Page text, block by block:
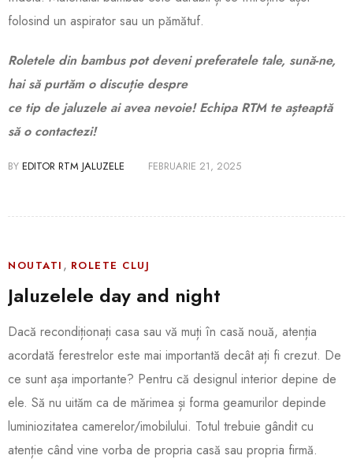
folosind un aspirator sau un pămătuf.
Roletele din bambus pot deveni preferatele tale, sună-ne,
hai să purtăm o discuție despre
ce tip de jaluzele ai avea nevoie! Echipa RTM te așteaptă
să o contactezi!
BY EDITOR RTM JALUZELE FEBRUARIE 21, 2025
NOUTATI , ROLETE CLUJ
Jaluzelele day and night
Dacă recondiționați casa sau vă muți în casă nouă, atenția
acordată ferestrelor este mai importantă decât ați fi crezut. De
ce sunt așa importante? Pentru că designul interior depine de
ele. Să nu uităm ca de mărimea și forma geamurilor depinde
luminiozitatea camerelor/imobilului. Totul trebuie gândit cu
atenție când vine vorba de propria casă sau propria firmă.